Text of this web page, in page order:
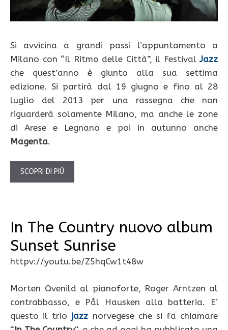
Si avvicina a grandi passi l’appuntamento a
Milano con “Il Ritmo delle Città”, il FestivalJazz
che quest’anno è giunto alla sua settima
edizione. Si partirà dal 19 giugno e fino al 28
luglio del 2013 per una rassegna che non
riguarderà solamente Milano, ma anche le zone
di Arese e Legnano e poi in autunno anche
Magenta.
SCOPRI DI PIÙ
In The Country nuovo album
Sunset Sunrise
httpv://youtu.be/Z5hqCw1t48w
Morten Qvenild al pianoforte, Roger Arntzen al
contrabbasso, e Pål Hausken alla batteria. E’
questo il trio jazz norvegese che si fa chiamare